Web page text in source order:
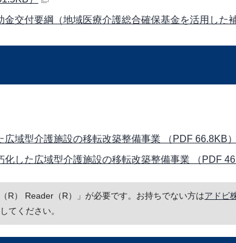
交付要綱（地域医療介護総合確保基金を活用した補
域型介護施設の移転改築整備事業 （PDF 66.8KB）
した広域型介護施設の移転改築整備事業 （PDF
R） Reader（R）」が必要です。お持ちでない方はアドビ
てください。